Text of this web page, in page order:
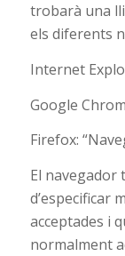
trobarà una
els diferents
Internet
Google
Firefox:
El
d’especificar
acceptades i
normalment